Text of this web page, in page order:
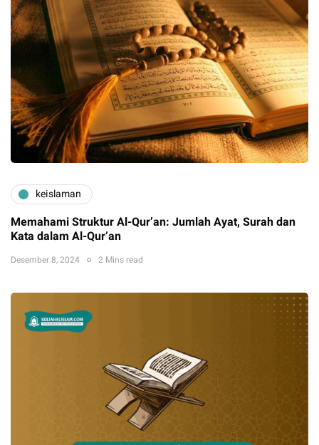
keislaman
Memahami Struktur Al-Qur’an: Jumlah Ayat, Surah dan
Kata dalam Al-Qur’an
Desember 8, 2024 2 Mins read